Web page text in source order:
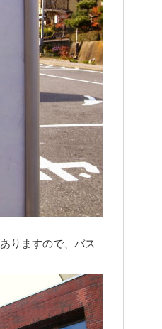
りますので、バス